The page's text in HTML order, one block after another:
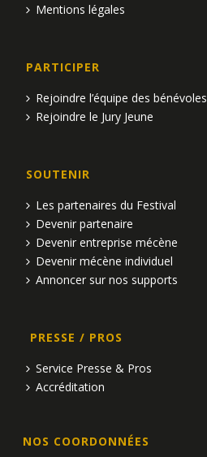
Mentions légales
PARTICIPER
Rejoindre l’équipe des bénévoles
Rejoindre le Jury Jeune
SOUTENIR
Les partenaires du Festival
Devenir partenaire
Devenir entreprise mécène
Devenir mécène individuel
Annoncer sur nos supports
PRESSE / PROS
Service Presse & Pros
Accréditation
NOS COORDONNÉES